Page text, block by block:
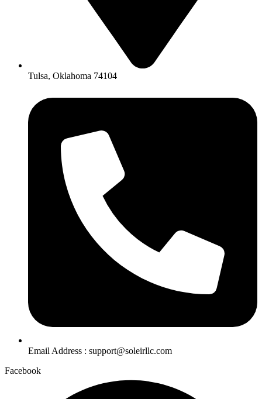
Tulsa, Oklahoma 74104
Email Address : support@soleirllc.com
Facebook